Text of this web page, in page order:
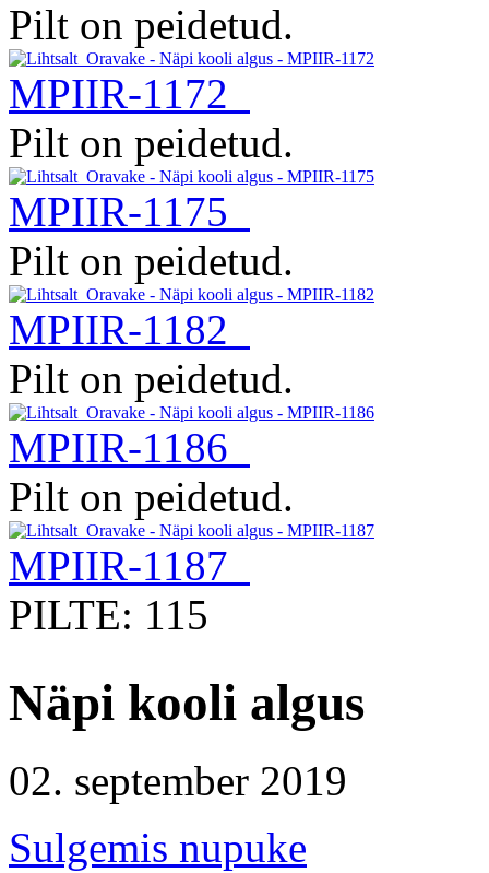
Pilt on peidetud.
MPIIR-1172
Pilt on peidetud.
MPIIR-1175
Pilt on peidetud.
MPIIR-1182
Pilt on peidetud.
MPIIR-1186
Pilt on peidetud.
MPIIR-1187
PILTE: 115
Näpi kooli algus
02. september 2019
Sulgemis nupuke